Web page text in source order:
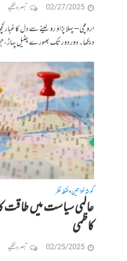
02/27/2025 تبصرہ لکھیے
ارومچی – پہلا پڑاؤ رو لینے سے دل کا غبار
دیکھا۔ دور دور تک بھورے چٹیل پہاڑ،
گوشہ خواتین•نقطہ نظر
عالمی سیاست میں طاقت
کاظمی
02/25/2025 تبصرہ لکھیے